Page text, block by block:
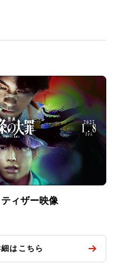
ティザー映像
はこちら